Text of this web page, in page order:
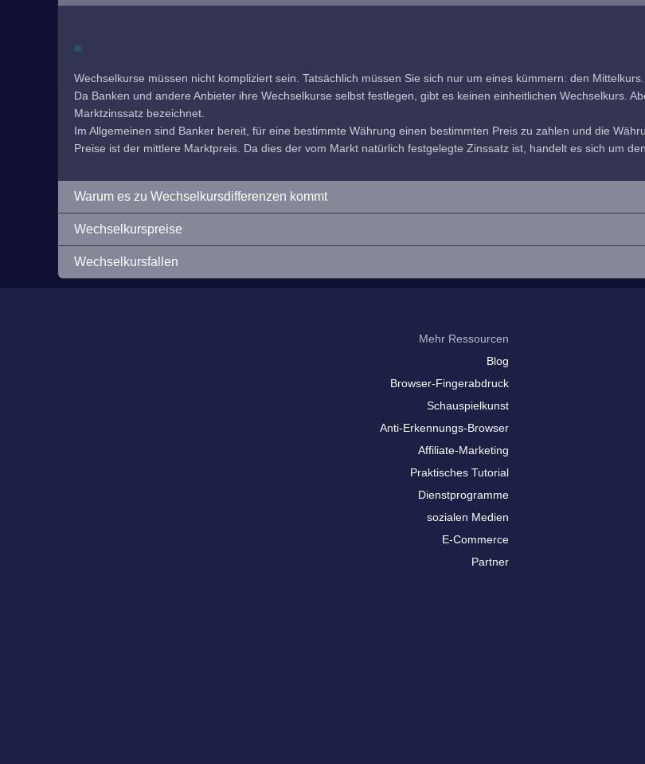
Wechselkurse müssen nicht kompliziert sein. Tatsächlich müssen Sie sich nur um eines kümmern: den Mittelkurs.
Da Banken und andere Anbieter ihre Wechselkurse selbst festlegen, gibt es keinen einheitlichen Wechselkurs.
Marktzinssatz bezeichnet.
Im Allgemeinen sind Banker bereit, für eine bestimmte Währung einen bestimmten Preis zu zahlen und die
Preise ist der mittlere Marktpreis. Da dies der vom Markt natürlich festgelegte Zinssatz ist, handelt es sich um
Warum es zu Wechselkursdifferenzen kommt
Wechselkurspreise
Wechselkursfallen
Mehr Ressourcen
Blog
Browser-Fingerabdruck
Schauspielkunst
Anti-Erkennungs-Browser
Affiliate-Marketing
Praktisches Tutorial
Dienstprogramme
sozialen Medien
E-Commerce
Partner